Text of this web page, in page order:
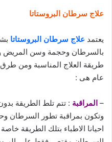
علاج سرطان البروستاتا
يعتمد علاج سرطان البروستاتا
بالسرطان وحجمة وسن المريض
طريقة العلاج المناسبة ومن
عام هى :
– المراقبة : تتم تلط الطريقة
وتكون بمراقبة تطور السرطان
احيانا الاطباء بتلك الطريقة